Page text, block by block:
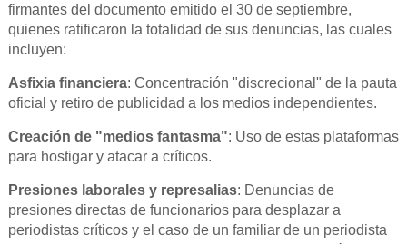
firmantes del documento emitido el 30 de septiembre,
quienes ratificaron la totalidad de sus denuncias, las cuales
incluyen:
Asfixia financiera: Concentración "discrecional" de la pauta
oficial y retiro de publicidad a los medios independientes.
Creación de "medios fantasma": Uso de estas plataformas
para hostigar y atacar a críticos.
Presiones laborales y represalias: Denuncias de
presiones directas de funcionarios para desplazar a
periodistas críticos y el caso de un familiar de un periodista